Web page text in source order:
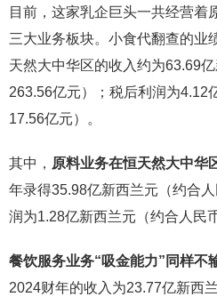
目前，这家乳企巨头一共经营着
三大业务板块。小食代翻查的业
天然大中华区的收入约为63.69
263.56亿元）；税后利润为4.12
17.56亿元）。
其中， 原料业务在恒天然大中华
年录得35.98亿新西兰元（约合
润为1.28亿新西兰元（约合人民
餐饮服务业务“吸金能力”同样不
2024财年的收入为23.77亿新西